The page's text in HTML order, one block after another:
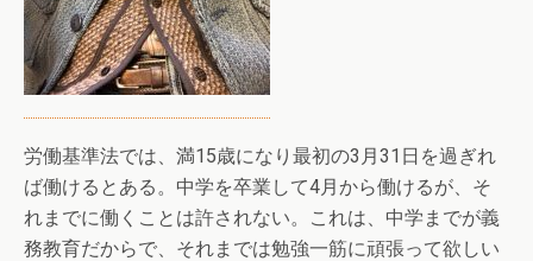
労働基準法では、満15歳になり最初の3月31日を過ぎれ
ば働けるとある。中学を卒業して4月から働けるが、そ
れまでに働くことは許されない。これは、中学までが義
務教育だからで、それまでは勉強一筋に頑張って欲しい